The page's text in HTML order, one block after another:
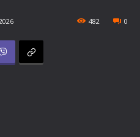
0
482